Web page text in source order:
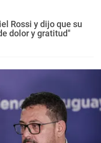
Rossi y dijo que su
dolor y gratitud"